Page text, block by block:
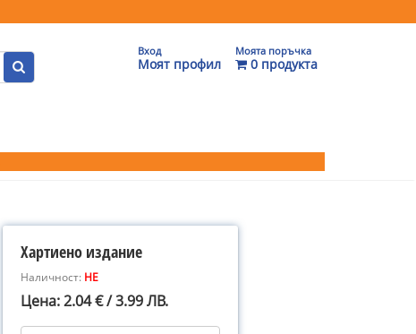
Вход
Моят профил
Моята поръчка
0 продукта
Хартиено издание
Наличност: НЕ
Цена: 2.04 € / 3.99 ЛВ.